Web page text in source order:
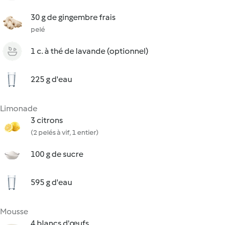
30 g de gingembre frais
pelé
1 c. à thé de lavande (optionnel)
225 g d'eau
Limonade
3 citrons
(2 pelés à vif, 1 entier)
100 g de sucre
595 g d'eau
Mousse